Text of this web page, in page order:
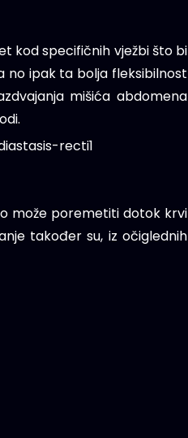
kod specifičnih vježbi što bi
no ipak ta bolja fleksibilnost
mišića abdomena
može poremetiti dotok krvi
također su, iz očiglednih